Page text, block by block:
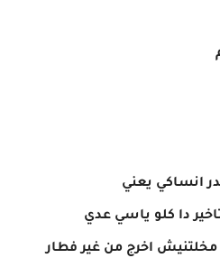
انساكي يعني
دا كلو ياسي عدي
اخرج من غير فطار